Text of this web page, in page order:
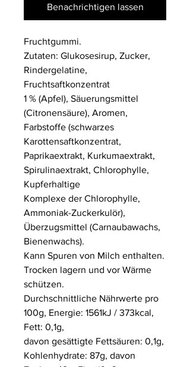
Benachrichtigen lassen
Fruchtgummi.
Zutaten: Glukosesirup, Zucker,
Rindergelatine,
Fruchtsaftkonzentrat
1 % (Apfel), Säuerungsmittel
(Citronensäure), Aromen,
Farbstoffe (schwarzes
Karottensaftkonzentrat,
Paprikaextrakt, Kurkumaextrakt,
Spirulinaextrakt, Chlorophylle,
Kupferhaltige
Komplexe der Chlorophylle,
Ammoniak-Zuckerkulör),
Überzugsmittel (Carnaubawachs,
Bienenwachs).
Kann Spuren von Milch enthalten.
Trocken lagern und vor Wärme
schützen.
Durchschnittliche Nährwerte pro
100g, Energie: 1561kJ / 373kcal,
Fett: 0,1g,
davon gesättigte Fettsäuren: 0,1g,
Kohlenhydrate: 87g, davon